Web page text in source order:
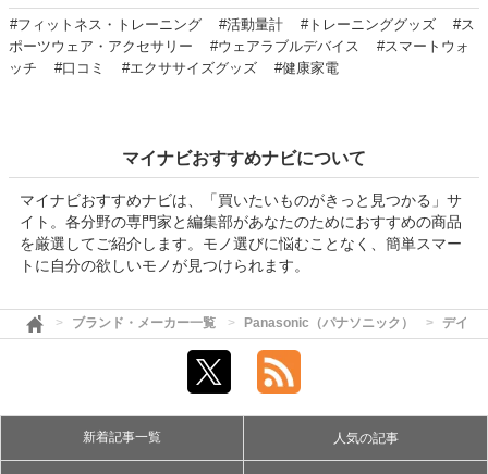
#フィットネス・トレーニング #活動量計 #トレーニンググッズ
#ス
ポーツウェア・アクセサリー
#ウェアラブルデバイス
#スマートウォ
ッチ
#口コミ #エクササイズグッズ #健康家電
マイナビおすすめナビについて
マイナビおすすめナビは、「買いたいものがきっと見つかる」サ
イト。各分野の専門家と編集部があなたのためにおすすめの商品
を厳選してご紹介します。モノ選びに悩むことなく、簡単スマー
トに自分の欲しいモノが見つけられます。
ブランド・メーカー一覧 Panasonic（パナソニック） デイカ
新着記事一覧 人気の記事